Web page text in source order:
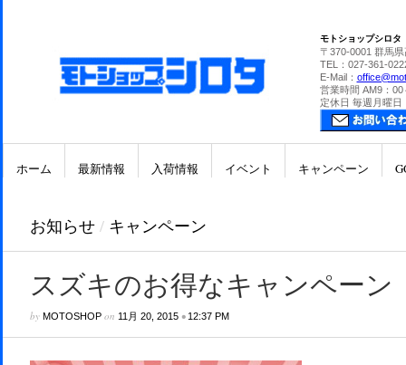
モトショップシロタ
〒370-0001 群馬
TEL：027-361-
E-Mail：
営業時間 AM9：00
定休日 毎週月曜日
ホーム 最新情報 入荷情報 イベント キャンペーン
お知らせ / キャンペーン
スズキのお得なキャンペーン
by MOTOSHOPon 11月 20, 2015• 12:37 PM